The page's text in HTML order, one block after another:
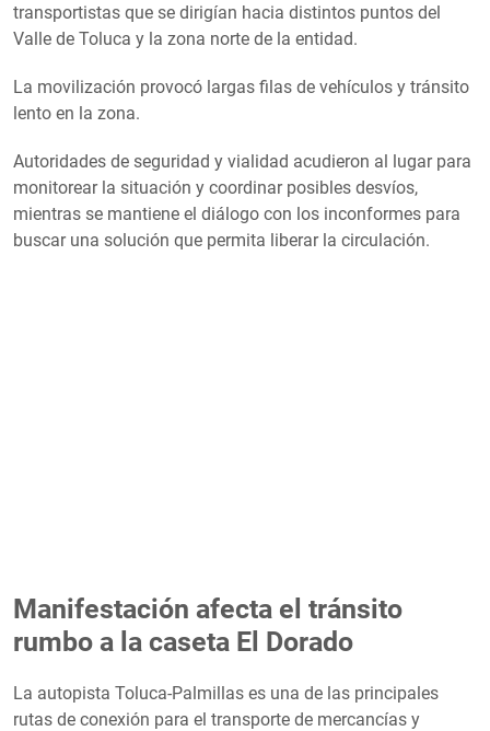
transportistas que se dirigían hacia distintos puntos del
Valle de Toluca y la zona norte de la entidad.
La movilización provocó largas filas de vehículos y tránsito
lento en la zona.
Autoridades de seguridad y vialidad acudieron al lugar para
monitorear la situación y coordinar posibles desvíos,
mientras se mantiene el diálogo con los inconformes para
buscar una solución que permita liberar la circulación.
Manifestación afecta el tránsito
rumbo a la caseta El Dorado
La autopista Toluca-Palmillas es una de las principales
rutas de conexión para el transporte de mercancías y